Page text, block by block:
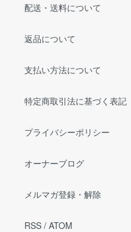
配送・送料について
返品について
支払い方法について
特定商取引法に基づく表記
プライバシーポリシー
オーナーブログ
メルマガ登録・解除
RSS / ATOM